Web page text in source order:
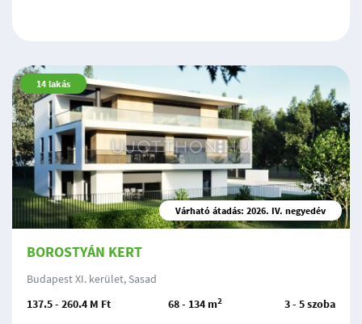
14 lakás
Várható átadás: 2026. IV. negyedév
BOROSTYÁN KERT
Budapest XI. kerület, Sasad
137.5 - 260.4 M Ft
68 - 134 m2 3 - 5 szoba